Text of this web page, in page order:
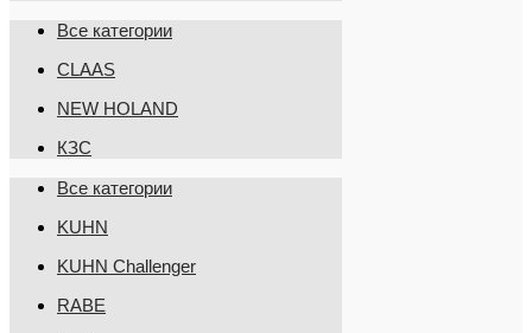
Все категории
CLAAS
NEW HOLAND
КЗС
Все категории
KUHN
KUHN Challenger
RABE